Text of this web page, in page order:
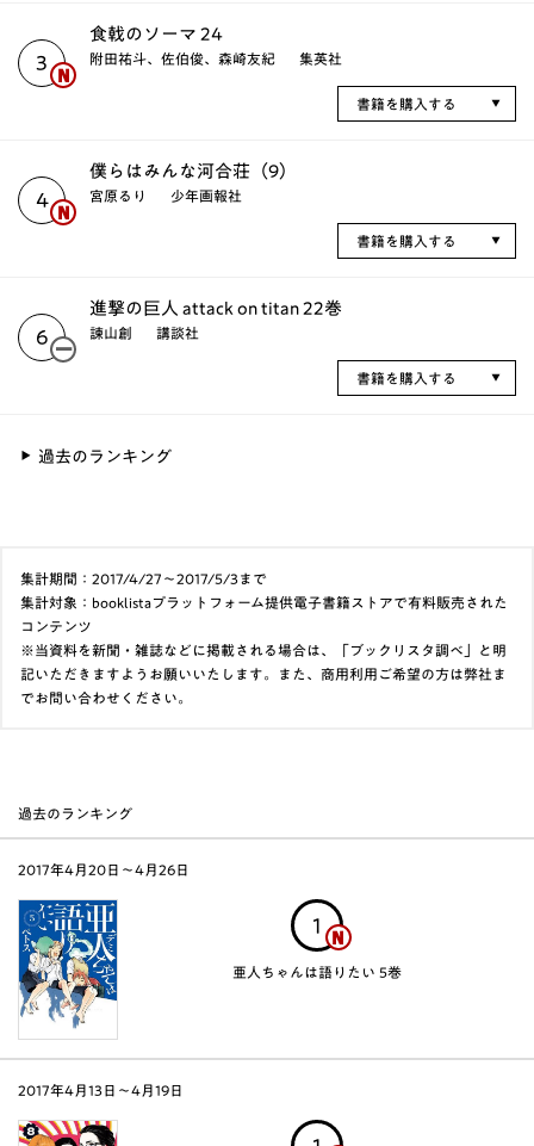
3
食戟のソーマ 24
附田祐斗、佐伯俊、森崎友紀 集英社
書籍を購入する
4
僕らはみんな河合荘（9）
宮原るり 少年画報社
書籍を購入する
6
進撃の巨人 attack on titan 22巻
諫山創 講談社
書籍を購入する
過去のランキング
集計期間：2017/4/27～2017/5/3まで
集計対象：booklistaプラットフォーム提供電子書籍ストアで有料販売された
コンテンツ
※当資料を新聞・雑誌などに掲載される場合は、「ブックリスタ調べ」と明
記いただきますようお願いいたします。また、商用利用ご希望の方は弊社ま
でお問い合わせください。
過去のランキング
2017年4月20日〜4月26日
1
亜人ちゃんは語りたい 5巻
2017年4月13日〜4月19日